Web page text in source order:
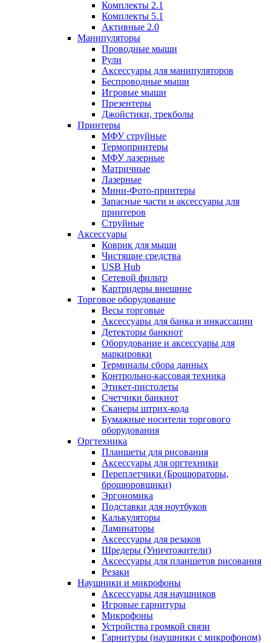
Комплекты 2.1
Комплекты 5.1
Активные 2.0
Манипуляторы
Проводные мыши
Рули
Аксессуары для манипуляторов
Беспроводные мыши
Игровые мыши
Презентеры
Джойстики, трекболы
Принтеры
МФУ струйные
Термопринтеры
МФУ лазерные
Матричные
Лазерные
Мини-Фото-принтеры
Запасные части и аксессуары для
принтеров
Струйные
Аксессуары
Коврик для мыши
Чистящие средства
USB Hub
Сетевой фильтр
Картридеры внешние
Торговое оборудование
Весы торговые
Аксессуары для банка и инкассации
Детекторы банкнот
Оборудование и аксессуары для
маркировки
Терминалы сбора данных
Контрольно-кассовая техника
Этикет-пистолеты
Счетчики банкнот
Сканеры штрих-кода
Бумажные носители торгового
оборудования
Оргтехника
Планшеты для рисования
Аксессуары для оргтехники
Переплетчики (Брошюраторы,
брошюровщики)
Эргономика
Подставки для ноутбуков
Калькуляторы
Ламинаторы
Аксессуары для резаков
Шредеры (Уничтожители)
Аксессуары для планшетов рисования
Резаки
Наушники и микрофоны
Аксессуары для наушников
Игровые гарнитуры
Микрофоны
Устройства громкой связи
Гарнитуры (наушники с микрофоном)